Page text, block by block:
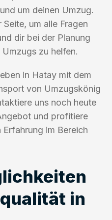
um deinen Umzug.
um alle Fragen
dir bei der Planung
zu helfen.
in Hatay mit dem
von Umzugskönig
uns noch heute
und profitiere
im Bereich
in